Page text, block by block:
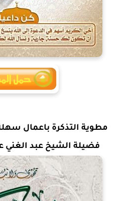
مطوية التذكرة باعمال
فضيلة الشيخ عبد الغني